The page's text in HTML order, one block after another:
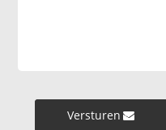
Versturen »